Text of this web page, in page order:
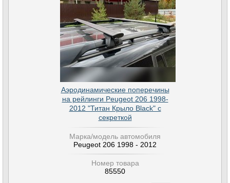
Аэродинамические поперечины
на рейлинги Peugeot 206 1998-
2012 "Титан Крыло Black" с
секреткой
Марка/модель автомобиля
Peugeot 206 1998 - 2012
Номер товара
85550